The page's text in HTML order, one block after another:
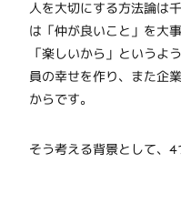
人を大切にする方法論は
は「仲が良いこと」を大
「楽しいから」というよ
員の幸せを作り、また企
からです。
そう考える背景として、4